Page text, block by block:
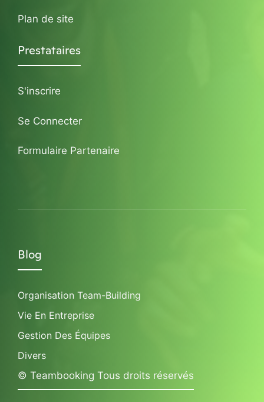
Plan de site
Prestataires
S'inscrire
Se Connecter
Formulaire Partenaire
Blog
Organisation Team-Building
Vie En Entreprise
Gestion Des Équipes
Divers
© Teambooking Tous droits réservés